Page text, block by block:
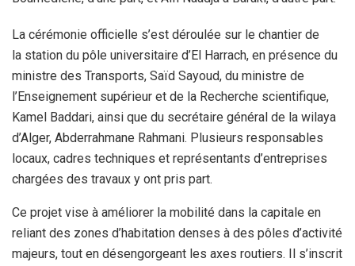
La cérémonie officielle s’est déroulée sur le chantier de
la station du pôle universitaire d’El Harrach, en présence du
ministre des Transports, Saïd Sayoud, du ministre de
l’Enseignement supérieur et de la Recherche scientifique,
Kamel Baddari, ainsi que du secrétaire général de la wilaya
d’Alger, Abderrahmane Rahmani. Plusieurs responsables
locaux, cadres techniques et représentants d’entreprises
chargées des travaux y ont pris part.
Ce projet vise à améliorer la mobilité dans la capitale en
reliant des zones d’habitation denses à des pôles d’activité
majeurs, tout en désengorgeant les axes routiers. Il s’inscrit